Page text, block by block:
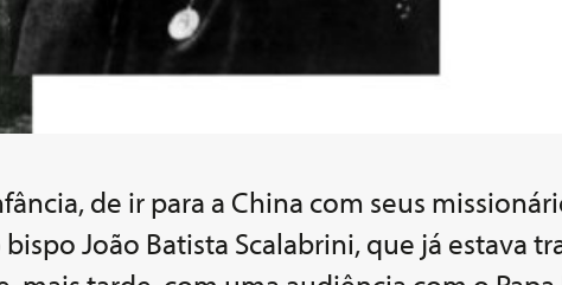
de ir para a China com seus
João Batista Scalabrini, que já estava